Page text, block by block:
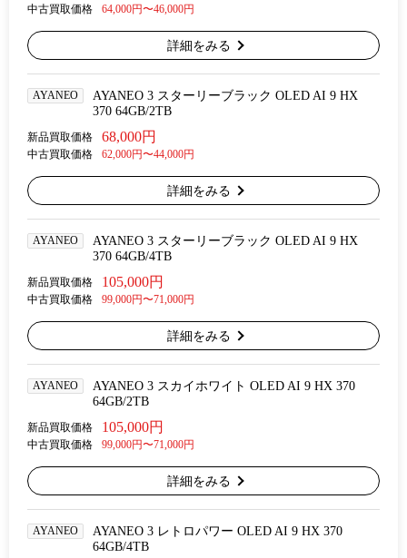
中古買取価格 64,000円〜46,000円
詳細をみる
AYANEO
AYANEO 3 スターリーブラック OLED AI 9 HX
370 64GB/2TB
新品買取価格 68,000円
中古買取価格 62,000円〜44,000円
詳細をみる
AYANEO
AYANEO 3 スターリーブラック OLED AI 9 HX
370 64GB/4TB
新品買取価格 105,000円
中古買取価格 99,000円〜71,000円
詳細をみる
AYANEO
AYANEO 3 スカイホワイト OLED AI 9 HX 370
64GB/2TB
新品買取価格 105,000円
中古買取価格 99,000円〜71,000円
詳細をみる
AYANEO
AYANEO 3 レトロパワー OLED AI 9 HX 370
64GB/4TB